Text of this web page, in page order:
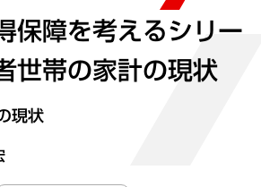
保障を考えるシリー
世帯の家計の現状
現状